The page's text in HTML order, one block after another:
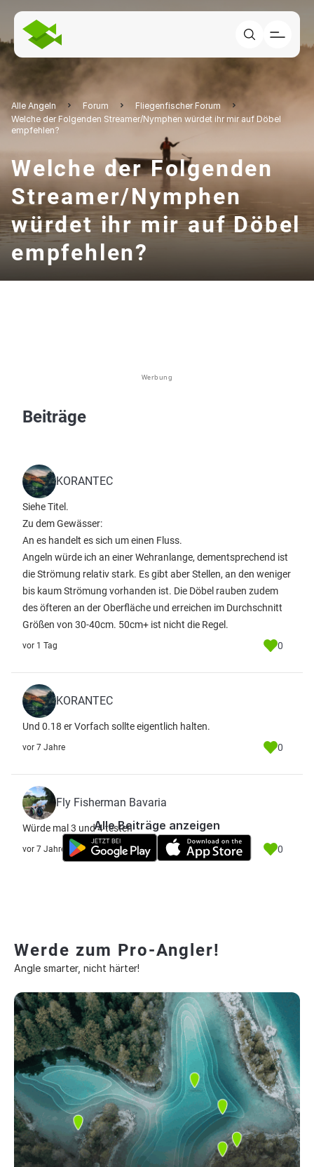
Alle Angeln Forum
Fliegenfischer Forum
Welche der Folgenden Streamer/Nymphen würdet ihr mir auf Döbel
empfehlen?
Welche der Folgenden
Streamer/Nymphen
würdet ihr mir auf Döbel
empfehlen?
Werbung
Beiträge
KORANTEC
Siehe Titel.
Zu dem Gewässer:
An es handelt es sich um einen Fluss.
Angeln würde ich an einer Wehranlange, dementsprechend ist
die Strömung relativ stark. Es gibt aber Stellen, an den weniger
bis kaum Strömung vorhanden ist. Die Döbel rauben zudem
des öfteren an der Oberfläche und erreichen im Durchschnitt
Größen von 30-40cm. 50cm+ ist nicht die Regel.
vor 1 Tag 0
KORANTEC
Und 0.18 er Vorfach sollte eigentlich halten.
vor 7 Jahre 0
Fly Fisherman Bavaria
Würde mal 3 und 4 testen
vor 7 Jahre 0
Alle Beiträge anzeigen
Werde zum Pro-Angler!
Angle smarter, nicht härter!